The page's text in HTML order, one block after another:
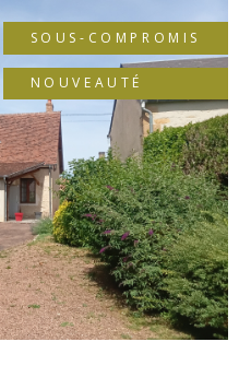
SOUS-COMPROMIS
NOUVEAUTÉ
BIEN